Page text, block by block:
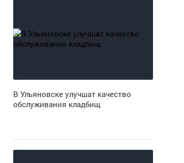
В Ульяновске улучшат качество
обслуживания кладбищ